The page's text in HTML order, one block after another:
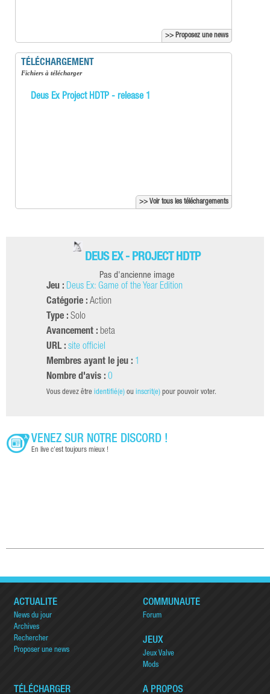
>> Proposez une news
TÉLÉCHARGEMENT
Fichiers à télécharger
Deus Ex Project HDTP - release 1
>> Voir tous les téléchargements
DEUS EX - PROJECT HDTP
Pas d'ancienne image
Jeu : Deus Ex: Game of the Year Edition
Catégorie : Action
Type : Solo
Avancement : beta
URL : site officiel
Membres ayant le jeu : 1
Nombre d'avis : 0
Vous devez être identifié(e) ou inscrit(e) pour pouvoir voter.
VENEZ SUR NOTRE DISCORD !
En live c'est toujours mieux !
ACTUALITÉ
News du jour
Archives
Rechercher
Proposer une news
COMMUNAUTÉ
Forum
JEUX
Jeux Valve
Mods
TÉLÉCHARGER A PROPOS